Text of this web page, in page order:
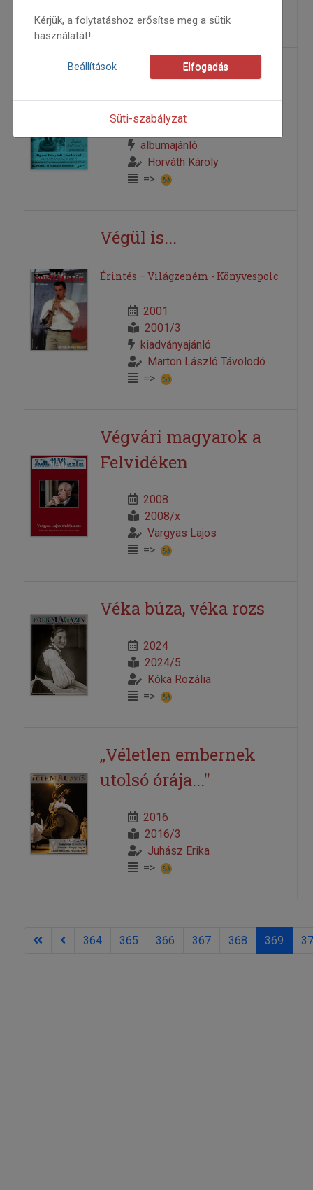
=>
Végre...
1994
1994/3
albumajánló
Horváth Károly
=>
Végül is...
Érintés – Világzeném - Könyvespolc
2001
2001/3
kiadványajánló
Marton László Távolodó
=>
Végvári magyarok a
Felvidéken
2008
2008/x
Vargyas Lajos
=>
Véka búza, véka rozs
2024
2024/5
Kóka Rozália
=>
„Véletlen embernek
utolsó órája..."
2016
2016/3
Juhász Erika
=>
364 365 366 367 368 369
Kérjük, a folytatáshoz erősítse meg a sütik
használatát!
Beállítások Elfogadás
Süti-szabályzat